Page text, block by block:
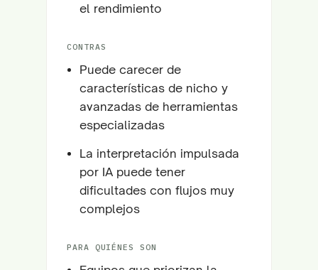
el rendimiento
CONTRAS
Puede carecer de
características de nicho y
avanzadas de herramientas
especializadas
La interpretación impulsada
por IA puede tener
dificultades con flujos muy
complejos
PARA QUIÉNES SON